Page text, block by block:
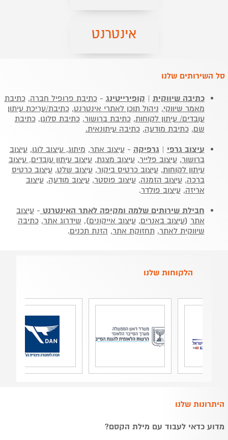
אינטרנט
היתרונות שלנו
מדוע כדאי לעבוד עם מילת הקסם?
הלקוחות שלנו
סל השירותים שלנו
כתיבה שיווקית | קופירייטינג -כתיבת פרופיל חברה,כתיבת
מאמר שיווקי, ניהול תוכן לאתרי אינטרנט,כתיבת/עריכת עיתון
עובדים/ עיתון לקוחות,כתיבת ברושור,כתיבת סלוגן,כתיבת
שם,כתיבת מודעה,כתיבה עיתונאית.
עיצוב גרפי | גרפיקה - עיצוב אתר, מיתוג, עיצוב לוגו, עיצוב
ברושור, עיצוב פלייר, עיצוב מצגת, עיצוב עיתון עובדים, עיצוב
עיתון לקוחות, עיצוב כרטיס ביקור, עיצוב שלט, עיצוב כרטיס
ברכה, עיצוב הזמנה, עיצוב פוסטר, עיצוב מודעה, עיצוב
אריזה, עיצוב פולדר.
חבילת שירותים שלמה ומקיפה לאתר האינטרנט - עיצוב
אתר (עיצוב באנרים, עיצוב אייקונים), שידרוג אתר,כתיבה
שיווקית לאתר, תחזוקת אתר, הזנת תכנים.